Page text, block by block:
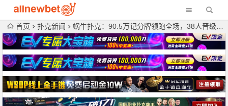
首页 扑克新闻 蜗牛扑克：90.5万记分牌领跑全场，38人晋级老虎杯Day3